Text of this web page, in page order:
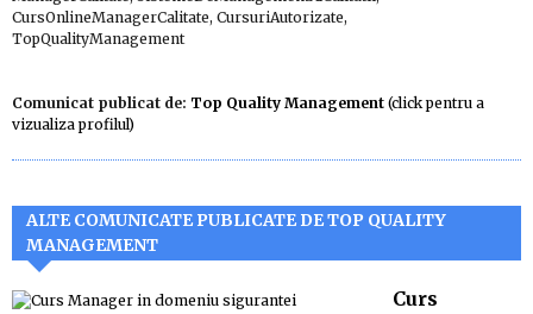
CursOnlineManagerCalitate, CursuriAutorizate,
TopQualityManagement
Comunicat publicat de: Top Quality Management (click pentru a
vizualiza profilul)
ALTE COMUNICATE PUBLICATE DE TOP QUALITY
MANAGEMENT
Curs